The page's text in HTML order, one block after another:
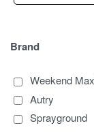
Borse Donna
Calzature
Abbigliamento
Brand
Weekend
Autry
Sprayground